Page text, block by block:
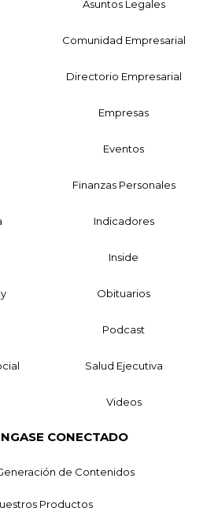
Asuntos Legales
Comunidad Empresarial
Directorio Empresarial
Empresas
Eventos
Finanzas Personales
Indicadores
Inside
Obituarios
Podcast
Salud Ejecutiva
Videos
CONECTADO
de Contenidos
Productos